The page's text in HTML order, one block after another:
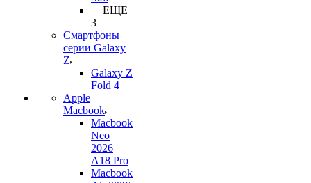
+ ЕЩЕ
3
Смартфоны
серии Galaxy
Z
Galaxy Z
Fold 4
Apple
Macbook
Macbook
Neo
2026
A18 Pro
Macbook